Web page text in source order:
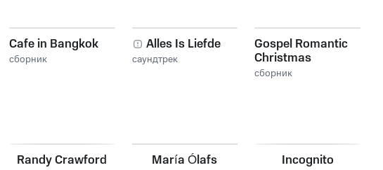
Cafe in Bangkok
сборник
Alles Is Liefde
саундтрек
Gospel Romantic
Christmas
сборник
Randy Crawford María Ólafs Incognito